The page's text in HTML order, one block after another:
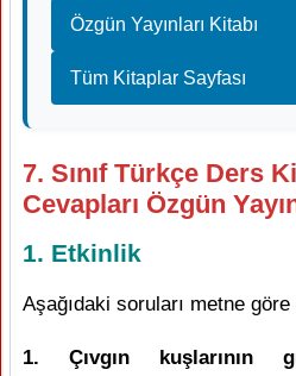
Özgün Yayınları Kitabı
Tüm Kitaplar Sayfası
7. Sınıf Türkçe Ders
Cevapları Özgün
1. Etkinlik
Aşağıdaki soruları metne göre
1. Çıvgın kuşlarının